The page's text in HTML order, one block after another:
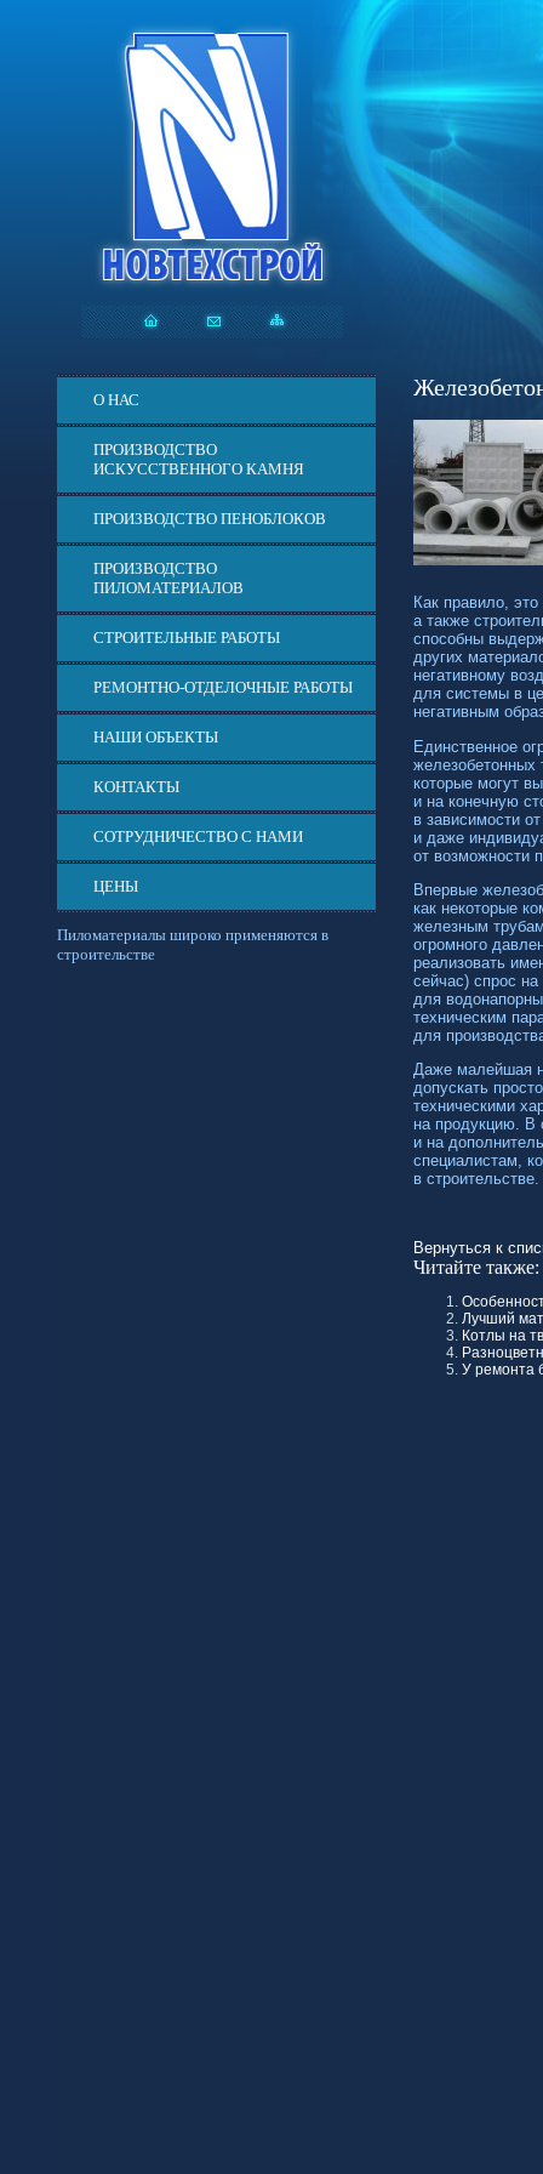
О НАС
ПРОИЗВОДСТВО
ИСКУССТВЕННОГО КАМНЯ
ПРОИЗВОДСТВО ПЕНОБЛОКОВ
ПРОИЗВОДСТВО
ПИЛОМАТЕРИАЛОВ
СТРОИТЕЛЬНЫЕ РАБОТЫ
РЕМОНТНО-ОТДЕЛОЧНЫЕ РАБОТЫ
НАШИ ОБЪЕКТЫ
КОНТАКТЫ
СОТРУДНИЧЕСТВО С НАМИ
ЦЕНЫ
Пиломатериалы широко применяются в
строительстве
Как правило,
а также
способны
других
негативному
для системы в
негативным
Единственное
железобетонных
которые могут
и на конечную
в зависимости
и даже
от возможности
Впервые
как некоторые
железным
огромного
реализовать
сейчас) спрос
для
техническим
для
Даже малейшая
допускать
техническими
на продукцию. В
и на
специалистам,
в строительстве.
Вернуться к
Читайте также:
Лучший
Котлы на
У ремонта